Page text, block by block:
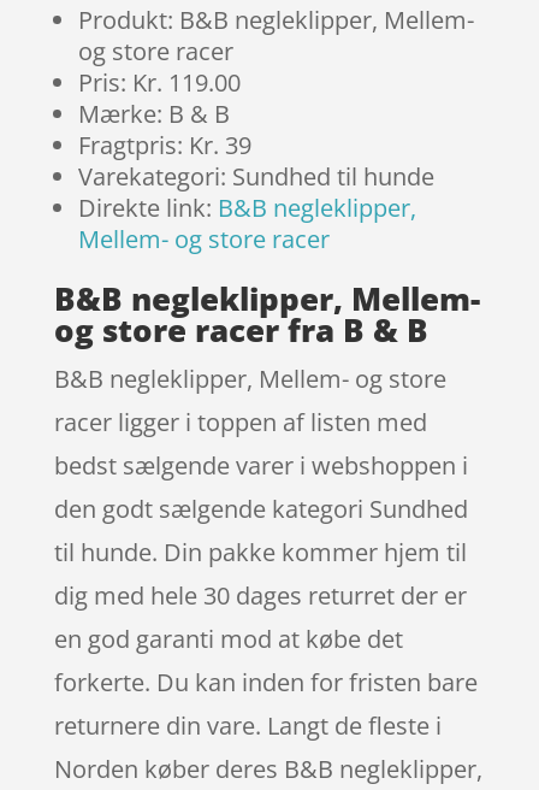
Produkt: B&B negleklipper, Mellem-
og store racer
Pris: Kr. 119.00
Mærke: B & B
Fragtpris: Kr. 39
Varekategori: Sundhed til hunde
Direkte link: B&B negleklipper,
Mellem- og store racer
B&B negleklipper, Mellem-
og store racer fra B & B
B&B negleklipper, Mellem- og store
racer ligger i toppen af listen med
bedst sælgende varer i webshoppen i
den godt sælgende kategori Sundhed
til hunde. Din pakke kommer hjem til
dig med hele 30 dages returret der er
en god garanti mod at købe det
forkerte. Du kan inden for fristen bare
returnere din vare. Langt de fleste i
Norden køber deres B&B negleklipper,